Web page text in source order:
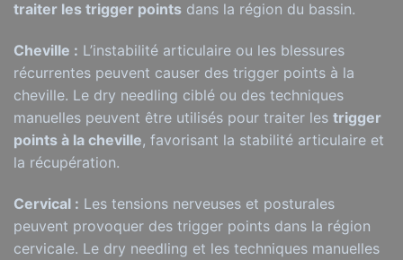
traiter les trigger points dans la région du bassin.
Cheville : L’instabilité articulaire ou les blessures
récurrentes peuvent causer des trigger points à la
cheville. Le dry needling ciblé ou des techniques
manuelles peuvent être utilisés pour traiter les trigger
points à la cheville, favorisant la stabilité articulaire et
la récupération.
Cervical : Les tensions nerveuses et posturales
peuvent provoquer des trigger points dans la région
cervicale. Le dry needling et les techniques manuelles